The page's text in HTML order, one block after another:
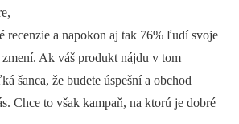
recenzie a napokon aj tak 76% ľudí svoje
Ak váš produkt nájdu v tom
šanca, že budete úspešní a obchod
Chce to však kampaň, na ktorú je dobré